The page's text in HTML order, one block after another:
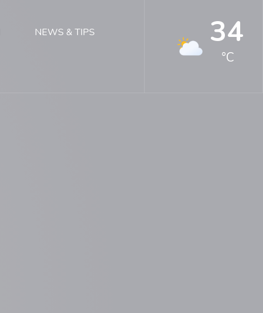
NEWS & TIPS 34
°C